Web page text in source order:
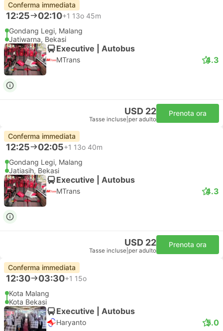
Conferma immediata
12:25 02:10+1 13o 45m
Gondang Legi, Malang
Jatiwarna, Bekasi
Executive | Autobus
MTrans 4.3
USD 22
Tasse incluse per adulto
Prenota ora
Conferma immediata
12:25 02:05+1 13o 40m
Gondang Legi, Malang
Jatiasih, Bekasi
Executive | Autobus
MTrans 4.3
USD 22
Tasse incluse per adulto
Prenota ora
Conferma immediata
12:30 03:30+1 15o
Kota Malang
Kota Bekasi
Executive | Autobus
Haryanto 5.0